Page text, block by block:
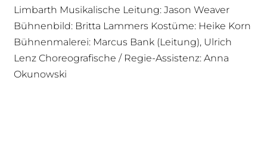
Limbarth Musikalische Leitung: Jason Weaver
Bühnenbild: Britta Lammers Kostüme: Heike Korn
Bühnenmalerei: Marcus Bank (Leitung), Ulrich
Lenz Choreografische / Regie-Assistenz: Anna
Okunowski